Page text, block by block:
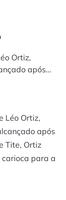
Ortiz,
após
Ortiz chega
Léo Ortiz,
após
Tite, Ortiz
para a